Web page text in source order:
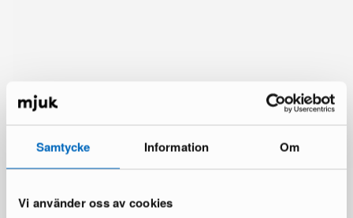
Samtycke Information Om
Vi använder oss av cookies